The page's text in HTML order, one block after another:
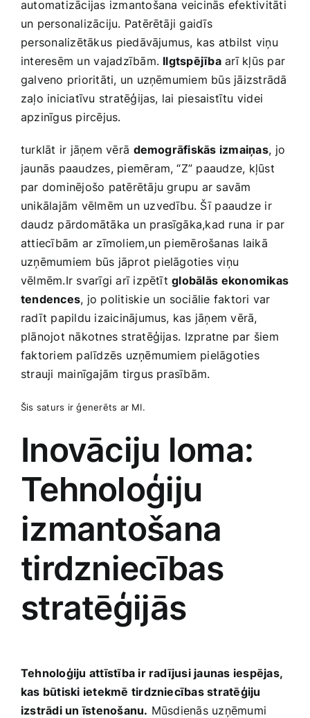
automatizācijas izmantošana veicinās efektivitāti
‌un personalizāciju. Patērētāji gaidīs
⁤personalizētākus ⁢piedāvājumus, kas atbilst viņu
interesēm‌ un⁢ vajadzībām. Ilgtspējībaarī kļūs par
galveno prioritāti, un uzņēmumiem būs​ jāizstrādā
zaļo iniciatīvu stratēģijas, lai piesaistītu videi
apzinīgus pircējus.
turklāt ir jāņem vērā⁤ demogrāfiskās izmaiņas, ⁢jo
jaunās paaudzes, ‍piemēram, “Z” paaudze, kļūst
par dominējošo patērētāju grupu ar savām
unikālajām vēlmēm un uzvedību. Šī⁢ paaudze ir
daudz pārdomātāka un prasīgāka,kad runa ir par
attiecībām ar zīmoliem,un⁢ piemērošanas laikā
uzņēmumiem būs jāprot pielāgoties viņu
vēlmēm.Ir svarīgi arī izpētītglobālās ⁢ekonomikas
tendences, jo politiskie un sociālie faktori var
radīt papildu izaicinājumus, kas jāņem vērā,
plānojot nākotnes stratēģijas. ⁢Izpratne par šiem
faktoriem palīdzēs uzņēmumiem pielāgoties
strauji mainīgajām tirgus prasībām.
Šis saturs ir ģenerēts ‌ar MI.
Inovāciju loma:
Tehnoloģiju
izmantošana​
tirdzniecības
stratēģijās
Tehnoloģiju attīstība ir ‍radījusi jaunas iespējas,‍
kas būtiski ietekmē tirdzniecības stratēģiju
izstrādi un īstenošanu. Mūsdienās uzņēmumi